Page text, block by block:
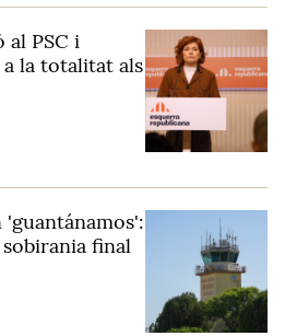
al PSC i
la totalitat als
final